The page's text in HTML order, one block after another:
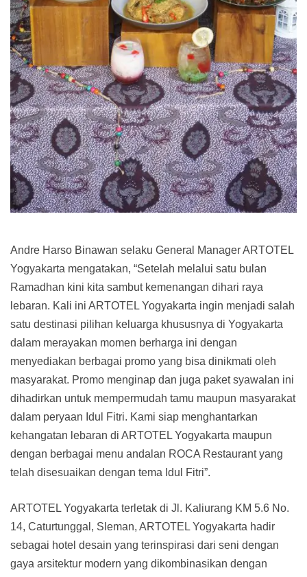
Andre Harso Binawan selaku General Manager ARTOTEL
Yogyakarta mengatakan, “Setelah melalui satu bulan
Ramadhan kini kita sambut kemenangan dihari raya
lebaran. Kali ini ARTOTEL Yogyakarta ingin menjadi salah
satu destinasi pilihan keluarga khususnya di Yogyakarta
dalam merayakan momen berharga ini dengan
menyediakan berbagai promo yang bisa dinikmati oleh
masyarakat. Promo menginap dan juga paket syawalan ini
dihadirkan untuk mempermudah tamu maupun masyarakat
dalam peryaan Idul Fitri. Kami siap menghantarkan
kehangatan lebaran di ARTOTEL Yogyakarta maupun
dengan berbagai menu andalan ROCA Restaurant yang
telah disesuaikan dengan tema Idul Fitri”.
ARTOTEL Yogyakarta terletak di Jl. Kaliurang KM 5.6 No.
14, Caturtunggal, Sleman, ARTOTEL Yogyakarta hadir
sebagai hotel desain yang terinspirasi dari seni dengan
gaya arsitektur modern yang dikombinasikan dengan